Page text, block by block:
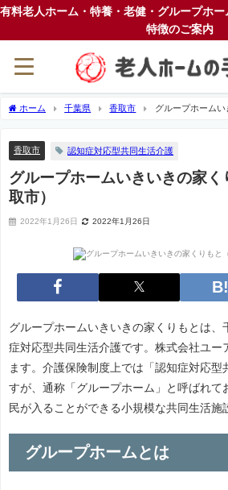
有料老人ホーム・特養・老健・グループホ
特徴のご案内
ホーム 千葉県 香取市
グループホームい
香取市 認知症対応型共同生活介護
グループホームいきいきの家く
取市）
2022年1月26日 2022年1月26日
グループホームいきいきの家くりもとは、
症対応型共同生活介護です。株式会社ユー
ます。介護保険制度上では「認知症対応型
すが、通称「グループホーム」と呼ばれて
民が入ることができる小規模な共同生活施
グループホームとは